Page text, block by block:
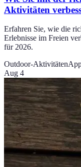
Aktivitäten
Erfahren Sie, wie die
Erlebnisse im Freien
für 2026.
Outdoor-Aktivitäten
Aug 4